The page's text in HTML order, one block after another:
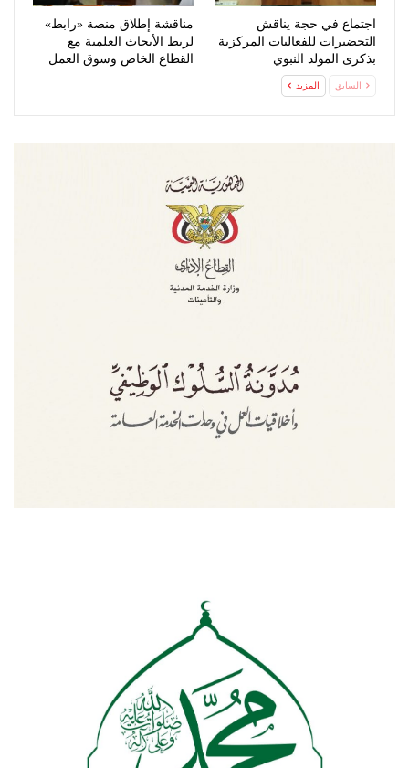
اجتماع في حجة يناقش
التحضيرات للفعاليات المركزية
بذكرى المولد النبوي
مناقشة إطلاق منصة «رابط»
لربط الأبحاث العلمية مع
القطاع الخاص وسوق العمل
السابق المزيد